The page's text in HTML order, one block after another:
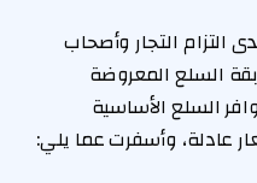
التزام التجار وأصحاب
السلع المعروضة
السلع الأساسية
عادلة، وأسفرت عما يلي: